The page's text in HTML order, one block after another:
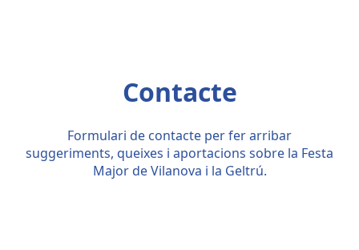
Contacte
Formulari de contacte per fer arribar
suggeriments, queixes i aportacions sobre la Festa
Major de Vilanova i la Geltrú.